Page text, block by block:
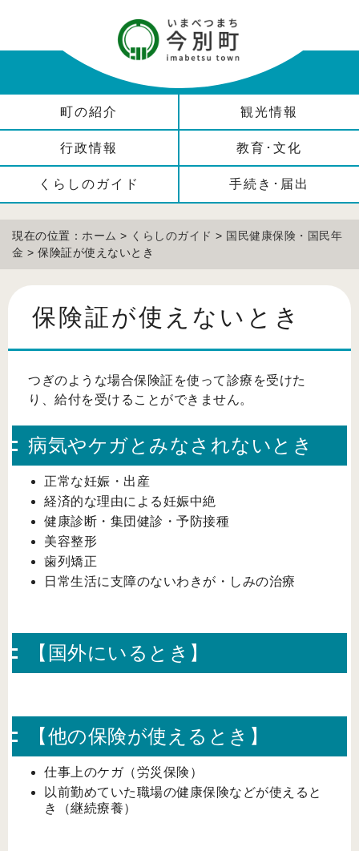
町の紹介 観光情報
行政情報 教育･文化
くらしのガイド 手続き･届出
現在の位置： ホーム > くらしのガイド > 国民健康保険・国民年
金 > 保険証が使えないとき
保険証が使えないとき
つぎのような場合保険証を使って診療を受けた
り、給付を受けることができません。
病気やケガとみなされないとき
正常な妊娠・出産
経済的な理由による妊娠中絶
健康診断・集団健診・予防接種
美容整形
歯列矯正
日常生活に支障のないわきが・しみの治療
【国外にいるとき】
【他の保険が使えるとき】
仕事上のケガ（労災保険）
以前勤めていた職場の健康保険などが使えると
き（継続療養）